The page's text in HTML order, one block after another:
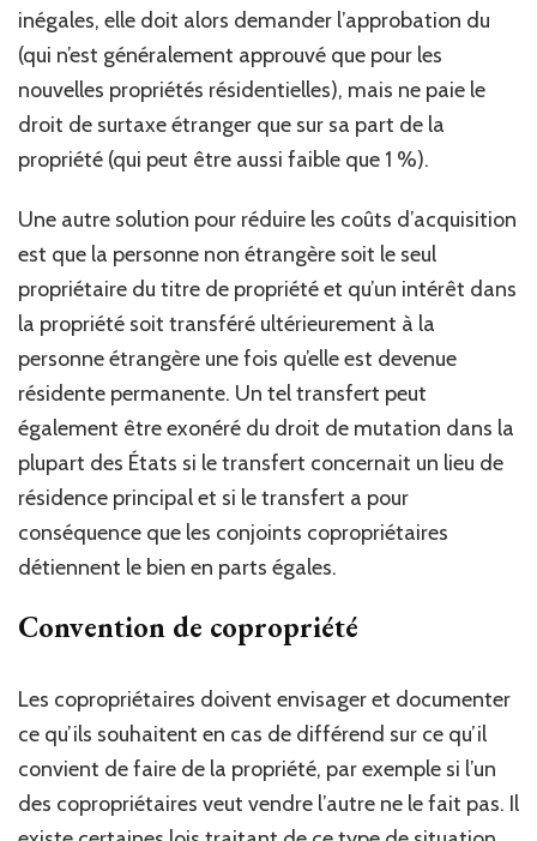
inégales, elle doit alors demander l’approbation du
(qui n’est généralement approuvé que pour les
nouvelles propriétés résidentielles), mais ne paie le
droit de surtaxe étranger que sur sa part de la
propriété (qui peut être aussi faible que 1 %).
Une autre solution pour réduire les coûts d’acquisition
est que la personne non étrangère soit le seul
propriétaire du titre de propriété et qu’un intérêt dans
la propriété soit transféré ultérieurement à la
personne étrangère une fois qu’elle est devenue
résidente permanente. Un tel transfert peut
également être exonéré du droit de mutation dans la
plupart des États si le transfert concernait un lieu de
résidence principal et si le transfert a pour
conséquence que les conjoints copropriétaires
détiennent le bien en parts égales.
Convention de copropriété
Les copropriétaires doivent envisager et documenter
ce qu’ils souhaitent en cas de différend sur ce qu’il
convient de faire de la propriété, par exemple si l’un
des copropriétaires veut vendre l’autre ne le fait pas. Il